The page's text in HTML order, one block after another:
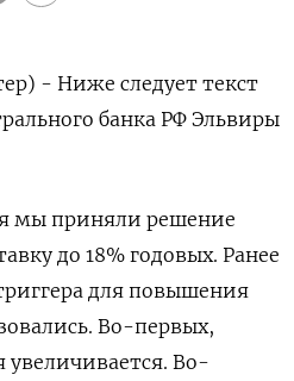
- Ниже следует текст
банка РФ Эльвиры
мы приняли решение
до 18% годовых. Ранее
для повышения
Во-первых,
Во-